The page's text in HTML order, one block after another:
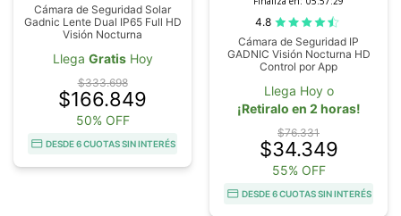
Cámara de Seguridad Solar
Gadnic Lente Dual IP65 Full HD
Visión Nocturna
Llega GratisHoy
$333.698
$166.849
50% OFF
DESDE 6 CUOTAS SIN INTERÉS
4.8
Cámara de Seguridad IP
GADNIC Visión Nocturna HD
Control por App
Llega Hoy o
¡Retiralo en 2 horas!
$76.331
$34.349
55% OFF
DESDE 6 CUOTAS SIN INTERÉS